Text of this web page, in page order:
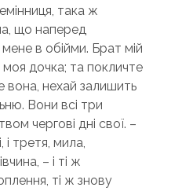
така ж
що наперед
в обійми. Брат мій
дочка; та покличте
вона, нехай залишить
Вони всі три
чергові дні свої. –
і третя, мила,
– і ті ж
ті ж знову